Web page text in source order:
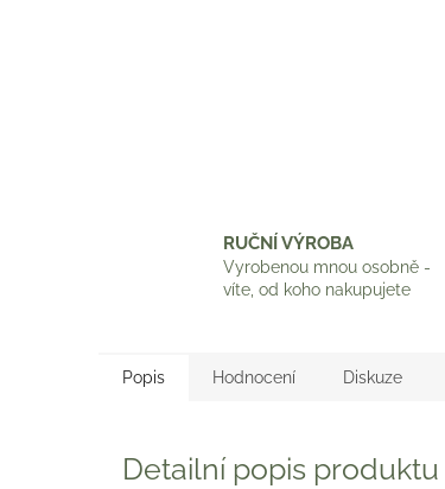
RUČNÍ VÝROBA
Vyrobenou mnou osobně -
víte, od koho nakupujete
Popis Hodnocení Diskuze
Detailní popis produktu